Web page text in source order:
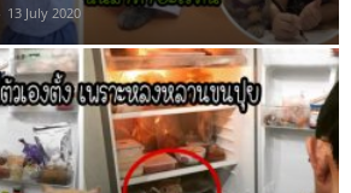
13 July 2020